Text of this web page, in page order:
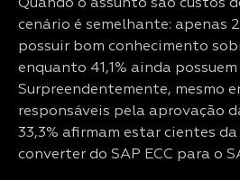
Quando o assunto são custos
cenário é semelhante: apenas
possuir bom conhecimento
enquanto 41,1% ainda
Surpreendentemente, mesmo
responsáveis pela aprovação
33,3% afirmam estar cientes da
converter do SAP ECC para o